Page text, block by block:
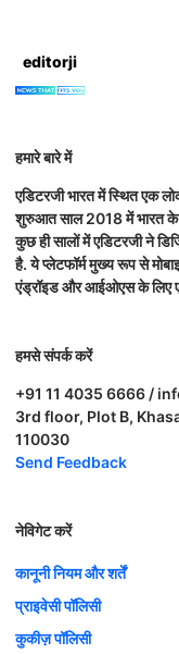
editorji
हमारे बारे में
एडिटरजी भारत में स्थित एक
शुरुआत साल 2018 में भारत के
कुछ ही सालों में एडिटरजी ने
है. ये प्लेटफॉर्म मुख्य रूप से
एंड्रॉइड और आईओएस के लिए
हमसे संपर्क करें
+91 11 4035 6666 /
3rd floor, Plot B,
110030
Send Feedback
नेविगेट करें
कानूनी नियम और शर्तें
प्राइवेसी पॉलिसी
कुकीज़ पॉलिसी